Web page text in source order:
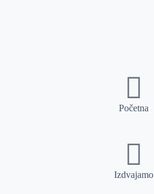
Početna
Izdvajamo